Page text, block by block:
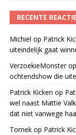
RECENTE
Michiel op Patrick
uiteindelijk gaat
VerzoekieMonsterop
ochtendshow die
Patrick Kicken op
wel naast Mattie
dat niet vanwege
Tomek op Patrick